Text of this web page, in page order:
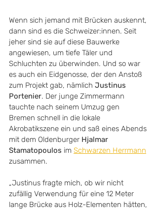
Wenn sich jemand mit Brücken auskennt,
dann sind es die Schweizer:innen. Seit
jeher sind sie auf diese Bauwerke
angewiesen, um tiefe Täler und
Schluchten zu überwinden. Und so war
es auch ein Eidgenosse, der den Anstoß
zum Projekt gab, nämlich Justinus
Portenier. Der junge Zimmermann
tauchte nach seinem Umzug gen
Bremen schnell in die lokale
Akrobatikszene ein und saß eines Abends
mit dem Oldenburger Hjalmar
Stamatopoulos im Schwarzen Herrmann
zusammen.
„Justinus fragte mich, ob wir nicht
zufällig Verwendung für eine 12 Meter
lange Brücke aus Holz-Elementen hätten,